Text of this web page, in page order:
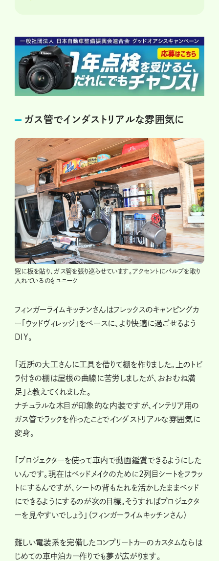
ガス管でインダストリアルな雰囲気に
窓に板を貼り、ガス管を張り巡らせています。アクセントにバルブを取り
入れているのもユニーク
フィンガーライムキッチンさんはフレックスのキャンピングカ
ー「ウッドヴィレッジ」をベースに、より快適に過ごせるよう
DIY。
「近所の大工さんに工具を借りて棚を作りました。上のトビ
ラ付きの棚は屋根の曲線に苦労しましたが、おおむね満
足」と教えてくれました。
ナチュラルな木目が印象的な内装ですが、インテリア用の
ガス管でラックを作ったことでインダストリアルな雰囲気に
変身。
「プロジェクターを使って車内で動画鑑賞できるようにした
いんです。現在はベッドメイクのために2列目シートをフラッ
トにするんですが、シートの背もたれを活かしたままベッド
にできるようにするのが次の目標。そうすればプロジェクタ
ーを見やすいでしょう」（フィンガーライムキッチンさん）
難しい電装系を完備したコンプリートカーのカスタムならは
じめての車中泊カー作りでも夢が広がります。